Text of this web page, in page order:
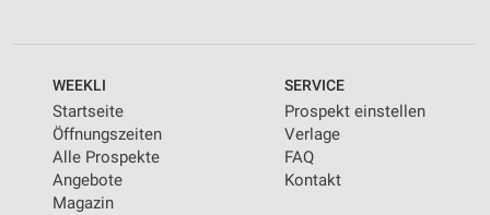
WEEKLI
Startseite
Öffnungszeiten
Alle Prospekte
Angebote
Magazin
SERVICE
Prospekt einstellen
Verlage
FAQ
Kontakt